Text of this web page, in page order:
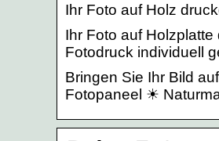
Ihr Foto auf Holz
Ihr Foto auf
Fotodruck individuell
Bringen Sie Ihr Bild
Fotopaneel ☀